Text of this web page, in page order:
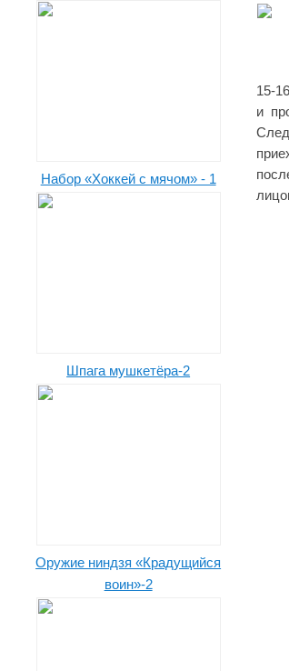
Набор «Хоккей с мячом» - 1
Шпага мушкетёра-2
Оружие ниндзя «Крадущийся
воин»-2
15-
и